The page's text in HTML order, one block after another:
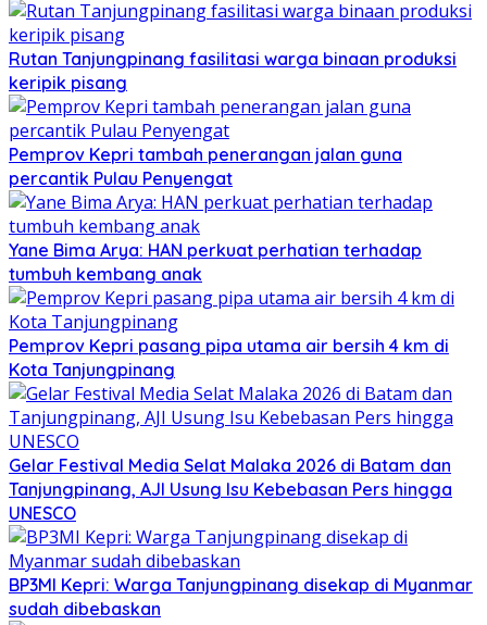
Rutan Tanjungpinang fasilitasi warga binaan produksi
keripik pisang
Pemprov Kepri tambah penerangan jalan guna
percantik Pulau Penyengat
Yane Bima Arya: HAN perkuat perhatian terhadap
tumbuh kembang anak
Pemprov Kepri pasang pipa utama air bersih 4 km di
Kota Tanjungpinang
Gelar Festival Media Selat Malaka 2026 di Batam dan
Tanjungpinang, AJI Usung Isu Kebebasan Pers hingga
UNESCO
BP3MI Kepri: Warga Tanjungpinang disekap di Myanmar
sudah dibebaskan